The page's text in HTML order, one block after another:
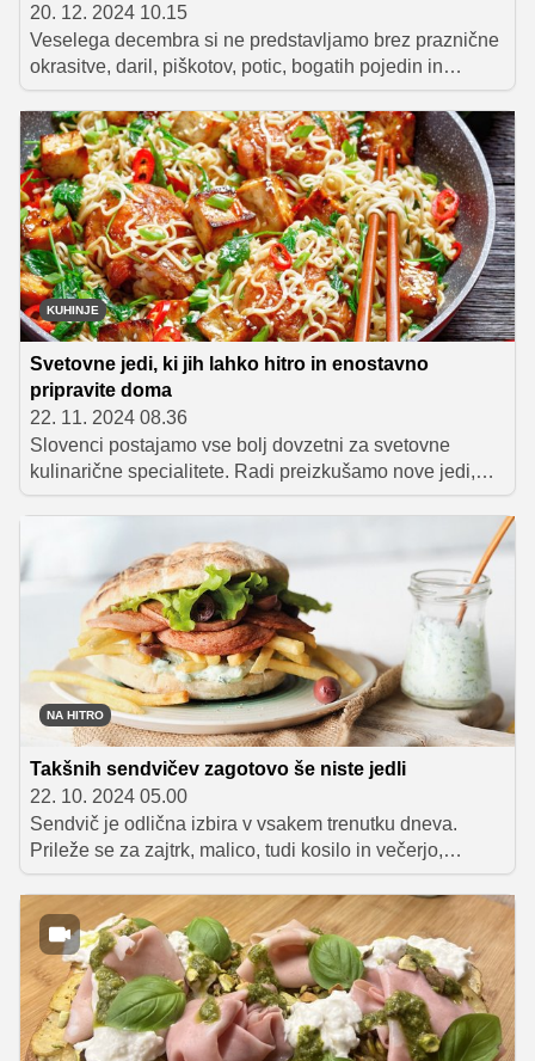
20. 12. 2024 10.15
Veselega decembra si ne predstavljamo brez praznične
okrasitve, daril, piškotov, potic, bogatih pojedin in
okusnih napitkov. To je čas, ko ne štejemo kalorij in si
privoščimo tudi tiste sladke razvade, ki se jim skozi leto
poskušamo izogniti. S tem seveda ni nič narobe, dobro
pa je vedeti, kako poskrbeti, da nas po vseh zaužitih
dobrotah naslednjič, ko stopimo na tehtnico, ne bo
bolela glava.
KUHINJE
Svetovne jedi, ki jih lahko hitro in enostavno
pripravite doma
22. 11. 2024 08.36
Slovenci postajamo vse bolj dovzetni za svetovne
kulinarične specialitete. Radi preizkušamo nove jedi,
spoznavamo okuse sveta ter si na ta način bogatimo
uspešnice se največrat znajdejo na naših mizah?
NA HITRO
Takšnih sendvičev zagotovo še niste jedli
22. 10. 2024 05.00
Sendvič je odlična izbira v vsakem trenutku dneva.
Prileže se za zajtrk, malico, tudi kosilo in večerjo,
priprava pa vzame le nekaj minutk. Poznajo ga tako
rekoč po vsem svetu, res pa je, da ga vsak narod
pripravlja nekoliko po svoje. Kaj, ko bi torej naslednjič
stopili iz cone udobja večne klasike iz kruha, salame in
sira ter pripravili tipičen grški, francoski, morda celo
skandinavski sendvič?